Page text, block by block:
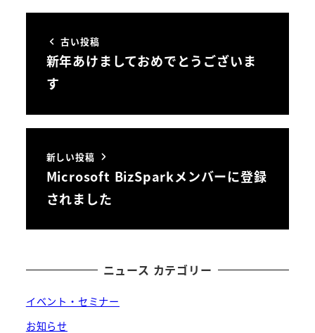
古い投稿
新年あけましておめでとうございま
す
新しい投稿
Microsoft BizSparkメンバーに登録
されました
ニュース カテゴリー
イベント・セミナー
お知らせ